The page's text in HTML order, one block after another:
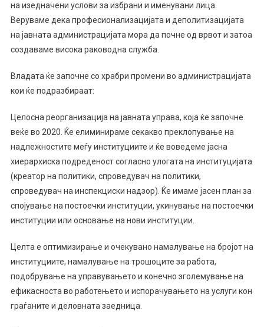
на изедначени услови за избрани и именувани лица.
Веруваме дека професионализацијата и деполитизацијата
на јавната администрацијата мора да почне од врвот и затоа
создаваме висока раководна служба.
Владата ќе започне со храбри промени во администрацијата
кои ќе подразбираат:
Целосна реорганизација на јавната управа, која ќе започне
веќе во 2020. Ќе елиминираме секакво преклопување на
надлежностите меѓу институциите и ќе воведеме јасна
хиерархиска подреденост согласно улогата на институцијата
(креатор на политики, спроведувач на политики,
спроведувач на инспекциски надзор). Ќе имаме јасен план за
спојување на постоечки институции, укинување на постоечки
институции или основање на нови институции.
Целта е оптимизирање и очекувано намалување на бројот на
институциите, намалување на трошоците за работа,
подобрување на управувањето и конечно зголемување на
ефикасноста во работењето и испорачувањето на услуги кон
граѓаните и деловната заедница.